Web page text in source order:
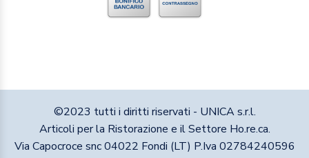
©2023 tutti i diritti riservati - UNICA s.r.l.
Articoli per la Ristorazione e il Settore Ho.re.ca.
Via Capocroce snc 04022 Fondi (LT) P.Iva 02784240596